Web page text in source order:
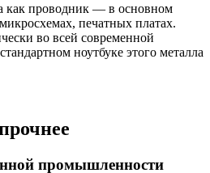
как проводник — в основном
печатных платах.
во всей современной
ноутбуке этого металла
промышленности